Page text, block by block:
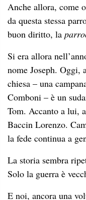
Anche allora, come
da questa stessa
buon diritto, la
Si era allora
nome Joseph. Oggi,
chiesa – una
Comboni – è un
Tom. Accanto a lui,
Baccin Lorenzo.
la fede continua a
La storia sembra
Solo la guerra è
E noi, ancora una